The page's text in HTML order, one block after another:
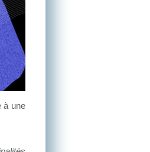
à une